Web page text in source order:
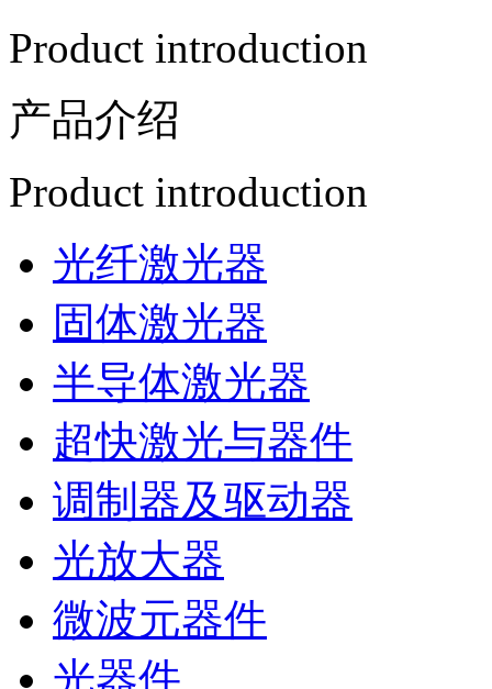
Product introduction
产品介绍
Product introduction
光纤激光器
固体激光器
半导体激光器
超快激光与器件
调制器及驱动器
光放大器
微波元器件
光器件